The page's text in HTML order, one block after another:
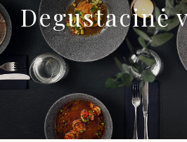
Degustacinė